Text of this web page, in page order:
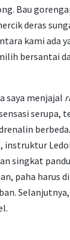
Bau
deras
kami ada
bersantai
saya menjajal
serupa,
instruktur
singkat
paha harus